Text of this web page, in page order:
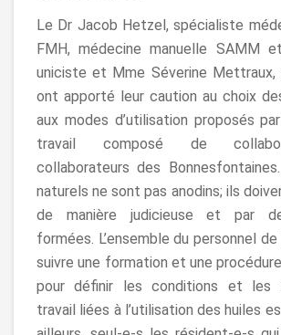
Le Dr Jacob Hetzel, spécialiste
FMH, médecine manuelle SAMM
uniciste et Mme Séverine Mettraux,
ont apporté leur caution au choix
aux modes d’utilisation proposés
travail composé de
collaborateurs des
naturels ne sont pas anodins; ils
de manière judicieuse et par
formées. L’ensemble du personnel
suivre une formation et une
pour définir les conditions et les
travail liées à l’utilisation des huiles